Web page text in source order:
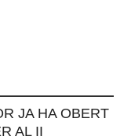
JA HA OBERT
AL II